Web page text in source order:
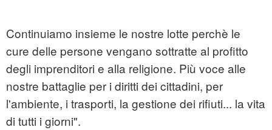
Continuiamo insieme le nostre lotte perchè le
cure delle persone vengano sottratte al profitto
degli imprenditori e alla religione. Più voce alle
nostre battaglie per i diritti dei cittadini, per
l'ambiente, i trasporti, la gestione dei rifiuti... la vita
di tutti i giorni".